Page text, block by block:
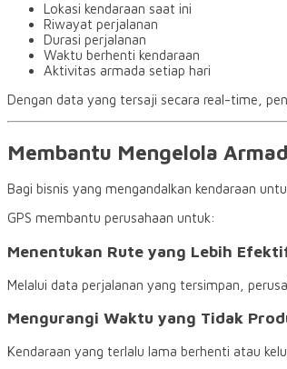
Lokasi kendaraan saat ini
Riwayat perjalanan
Durasi perjalanan
Waktu berhenti kendaraan
Aktivitas armada setiap hari
Dengan data yang tersaji secara real-time,
Membantu Mengelola
Bagi bisnis yang mengandalkan kendaraan
GPS membantu perusahaan untuk:
Menentukan Rute yang Lebih
Melalui data perjalanan yang tersimpan,
Mengurangi Waktu yang Tidak
Kendaraan yang terlalu lama berhenti atau